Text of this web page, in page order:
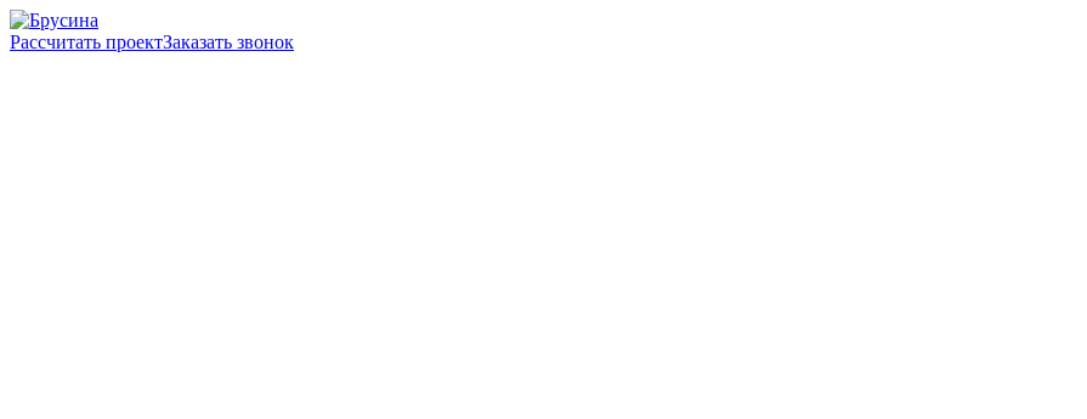
Рассчитать проектЗаказать звонок